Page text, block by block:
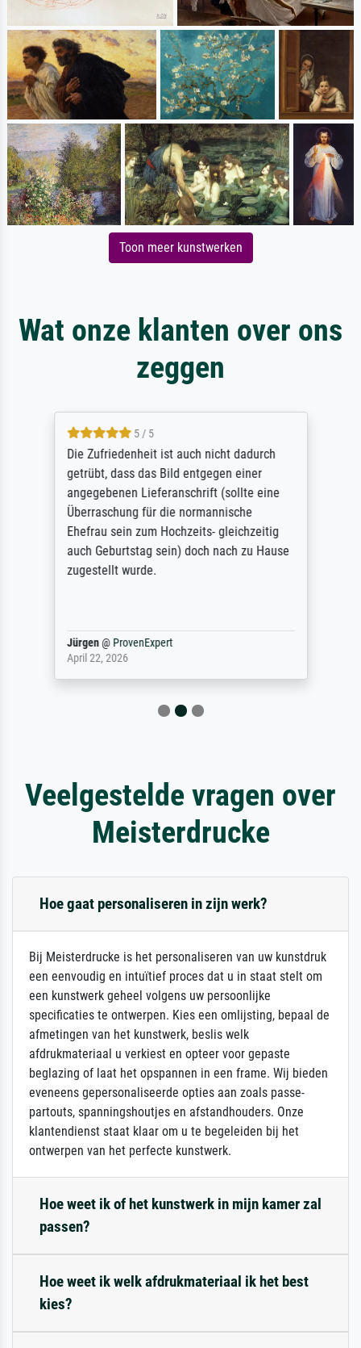
Toon meer kunstwerken
Wat onze klanten over ons
zeggen
5 / 5
Die Zufriedenheit ist auch nicht dadurch
getrübt, dass das Bild entgegen einer
angegebenen Lieferanschrift (sollte eine
Überraschung für die normannische
Ehefrau sein zum Hochzeits- gleichzeitig
auch Geburtstag sein) doch nach zu Hause
zugestellt wurde.
Jürgen@ ProvenExpert
April 22, 2026
Veelgestelde vragen over
Meisterdrucke
Hoe gaat personaliseren in zijn werk?
Bij Meisterdrucke is het personaliseren van uw kunstdruk
een eenvoudig en intuïtief proces dat u in staat stelt om
een kunstwerk geheel volgens uw persoonlijke
specificaties te ontwerpen. Kies een omlijsting, bepaal de
afmetingen van het kunstwerk, beslis welk
afdrukmateriaal u verkiest en opteer voor gepaste
beglazing of laat het opspannen in een frame. Wij bieden
eveneens gepersonaliseerde opties aan zoals passe-
partouts, spanningshoutjes en afstandhouders. Onze
klantendienst staat klaar om u te begeleiden bij het
ontwerpen van het perfecte kunstwerk.
Hoe weet ik of het kunstwerk in mijn kamer zal
passen?
Hoe weet ik welk afdrukmateriaal ik het best
kies?